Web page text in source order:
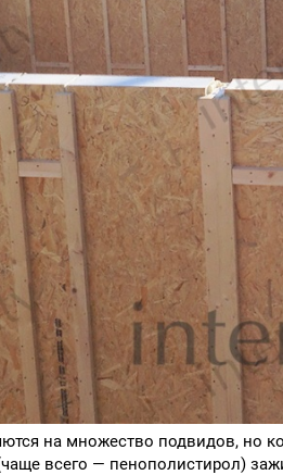
на множество подвидов, но
всего — пенополистирол)